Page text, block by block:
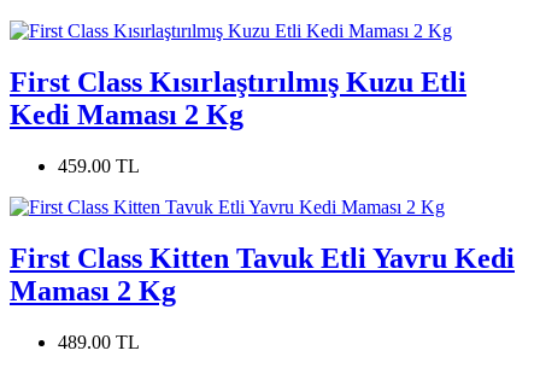
First Class Kısırlaştırılmış Kuzu Etli
Kedi Maması 2 Kg
459.00 TL
First Class Kitten Tavuk Etli Yavru Kedi
Maması 2 Kg
489.00 TL